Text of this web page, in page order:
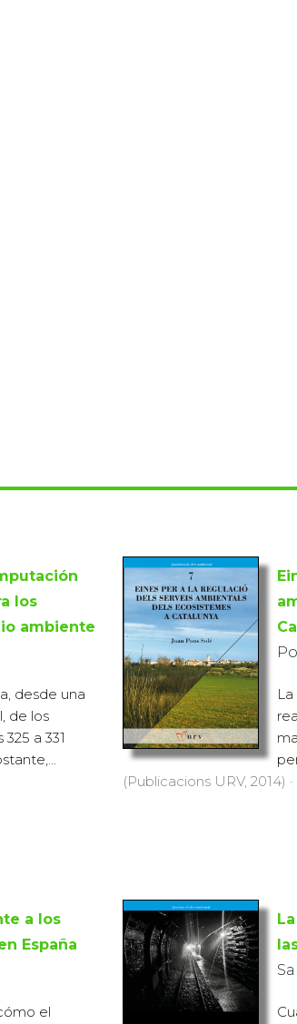
los
ambiente
desde una
de los
a 331
(Publicacions URV, 2014)
a los
España
el